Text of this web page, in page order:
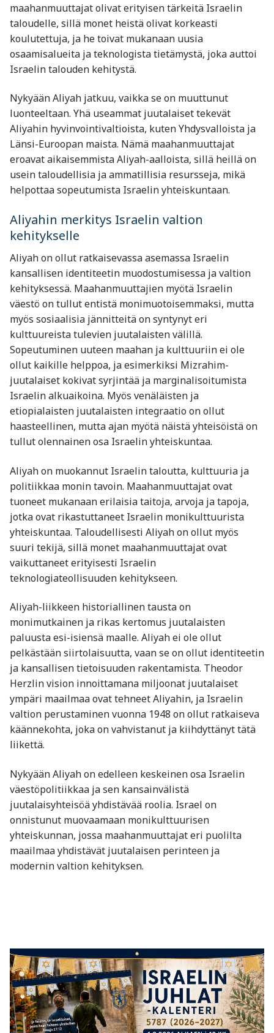
maahanmuuttajat olivat erityisen tärkeitä Israelin
taloudelle, sillä monet heistä olivat korkeasti
koulutettuja, ja he toivat mukanaan uusia
osaamisalueita ja teknologista tietämystä, joka auttoi
Israelin talouden kehitystä.
Nykyään Aliyah jatkuu, vaikka se on muuttunut
luonteeltaan. Yhä useammat juutalaiset tekevät
Aliyahin hyvinvointivaltioista, kuten Yhdysvalloista ja
Länsi-Euroopan maista. Nämä maahanmuuttajat
eroavat aikaisemmista Aliyah-aalloista, sillä heillä on
usein taloudellisia ja ammatillisia resursseja, mikä
helpottaa sopeutumista Israelin yhteiskuntaan.
Aliyahin merkitys Israelin valtion
kehitykselle
Aliyah on ollut ratkaisevassa asemassa Israelin
kansallisen identiteetin muodostumisessa ja valtion
kehityksessä. Maahanmuuttajien myötä Israelin
väestö on tullut entistä monimuotoisemmaksi, mutta
myös sosiaalisia jännitteitä on syntynyt eri
kulttuureista tulevien juutalaisten välillä.
Sopeutuminen uuteen maahan ja kulttuuriin ei ole
ollut kaikille helppoa, ja esimerkiksi Mizrahim-
juutalaiset kokivat syrjintää ja marginalisoitumista
Israelin alkuaikoina. Myös venäläisten ja
etiopialaisten juutalaisten integraatio on ollut
haasteellinen, mutta ajan myötä näistä yhteisöistä on
tullut olennainen osa Israelin yhteiskuntaa.
Aliyah on muokannut Israelin taloutta, kulttuuria ja
politiikkaa monin tavoin. Maahanmuuttajat ovat
tuoneet mukanaan erilaisia taitoja, arvoja ja tapoja,
jotka ovat rikastuttaneet Israelin monikulttuurista
yhteiskuntaa. Taloudellisesti Aliyah on ollut myös
suuri tekijä, sillä monet maahanmuuttajat ovat
vaikuttaneet erityisesti Israelin
teknologiateollisuuden kehitykseen.
Aliyah-liikkeen historiallinen tausta on
monimutkainen ja rikas kertomus juutalaisten
paluusta esi-isiensä maalle. Aliyah ei ole ollut
pelkästään siirtolaisuutta, vaan se on ollut identiteetin
ja kansallisen tietoisuuden rakentamista. Theodor
Herzlin vision innoittamana miljoonat juutalaiset
ympäri maailmaa ovat tehneet Aliyahin, ja Israelin
valtion perustaminen vuonna 1948 on ollut ratkaiseva
käännekohta, joka on vahvistanut ja kiihdyttänyt tätä
liikettä.
Nykyään Aliyah on edelleen keskeinen osa Israelin
väestöpolitiikkaa ja sen kansainvälistä
juutalaisyhteisöä yhdistävää roolia. Israel on
onnistunut muovaamaan monikulttuurisen
yhteiskunnan, jossa maahanmuuttajat eri puolilta
maailmaa yhdistävät juutalaisen perinteen ja
modernin valtion kehityksen.